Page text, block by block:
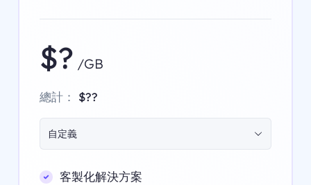
$? /GB
總計： $??
自定義
客製化解決方案